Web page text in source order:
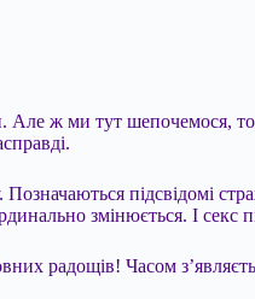
ж ми тут шепочемося,
Позначаються підсвідомі
змінюється. І секс
радощів! Часом